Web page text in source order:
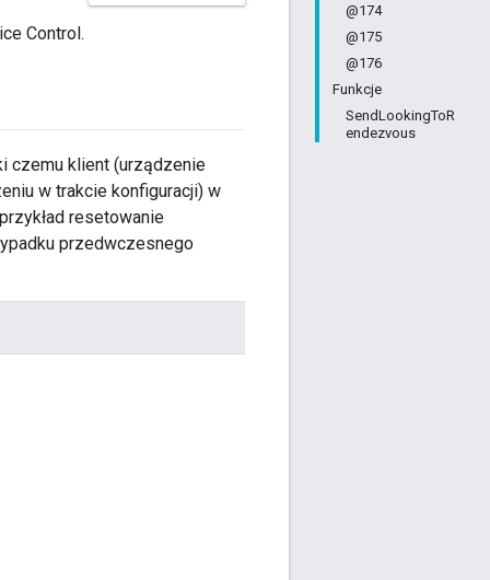
@174
@175
@176
Funkcje
SendLookingToR
endezvous
Control.
czemu klient (urządzenie
w trakcie konfiguracji) w
resetowanie
przedwczesnego